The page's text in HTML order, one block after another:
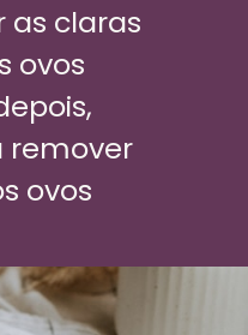
as claras
ovos
remover
ovos